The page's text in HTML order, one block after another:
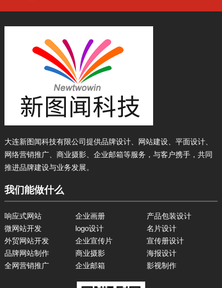
大连新图闻科技有限公司提供品牌设计、网站建设、平面设计、
网络营销推广、商业摄影、企业邮箱等服务，与客户携手，共同
推进品牌建设与业务发展。
我们能做什么
响应式网站 企业画册
产品包装设计
微网站开发
logo设计
名片设计
外贸网站开发
企业宣传片
宣传册设计
品牌网站制作
商业摄影
海报设计
全网营销推广
企业邮箱 影视制作